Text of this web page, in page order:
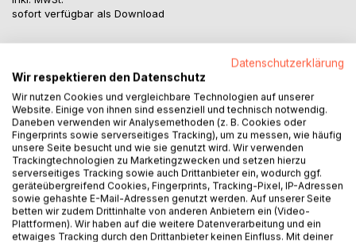
sofort verfügbar als Download
Auf die Merkliste
Titel bewerten
Datenschutzerklärung
Wir respektieren den Datenschutz
Wir nutzen Cookies und vergleichbare Technologien auf unserer
Website. Einige von ihnen sind essenziell und technisch notwendig.
Daneben verwenden wir Analysemethoden (z. B. Cookies oder
Fingerprints sowie serverseitiges Tracking), um zu messen, wie häufig
unsere Seite besucht und wie sie genutzt wird. Wir verwenden
Trackingtechnologien zu Marketingzwecken und setzen hierzu
serverseitiges Tracking sowie auch Drittanbieter ein, wodurch ggf.
geräteübergreifend Cookies, Fingerprints, Tracking-Pixel, IP-Adressen
sowie gehashte E-Mail-Adressen genutzt werden. Auf unserer Seite
betten wir zudem Drittinhalte von anderen Anbietern ein (Video-
Plattformen). Wir haben auf die weitere Datenverarbeitung und ein
etwaiges Tracking durch den Drittanbieter keinen Einfluss. Mit deiner